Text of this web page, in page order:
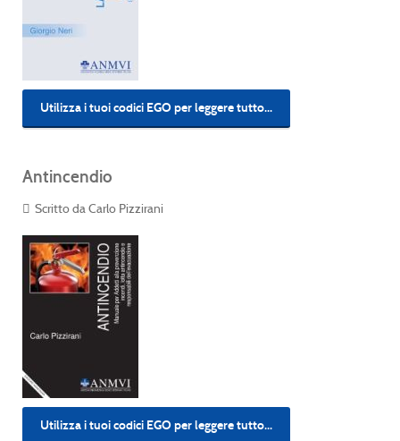
Utilizza i tuoi codici EGO per leggere tutto...
Antincendio
Scritto da Carlo Pizzirani
Utilizza i tuoi codici EGO per leggere tutto...